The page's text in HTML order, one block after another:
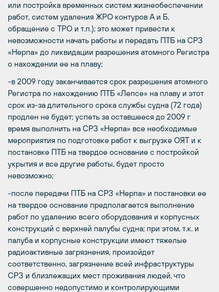
или постройка временных систем жизнеобеспечении
работ, систем удаления ЖРО контуров А и Б,
обращение с ТРО и т.п.); это может привести к
невозможности начать работы и передать ПТБ на СРЗ
«Нерпа» до ликвидации разрешения атомного Регистра
о нахождении ее на плаву;
-в 2009 году заканчивается срок разрешения атомного
Регистра по нахождению ПТБ «Лепсе» на плаву и этот
срок из-за длительного срока службы судна (72 года)
продлен не будет; успеть за оставшееся до 2009 г
время выполнить на СРЗ «Нерпа» все необходимые
мероприятия по подготовке работ к выгрузке ОЯТ и к
постановке ПТБ на твердое основание с постройкой
укрытия и все другие работы, будет просто
невозможно;
-после передачи ПТБ на СРЗ «Нерпа» и постановки ее
на твердое основание предполагается выполнение
работ по удалению всего оборудования и корпусных
конструкций с верхней палубы судна; при этом, т.к. и
палуба и корпусные конструкции имеют тяжелые
радиоактивные загрязнения, произойдет
соответственно, загрязнение всей инфраструктуры
СРЗ и близлежащих мест проживания людей, что
совершенно недопустимо и контролирующими